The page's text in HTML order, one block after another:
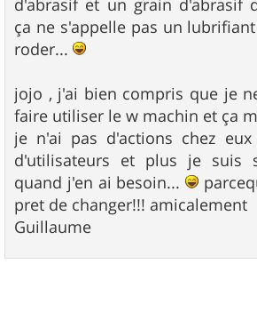
d'abrasif et un grain d'abrasif
ça ne s'appelle pas un
roder...
jojo , j'ai bien compris que je
faire utiliser le w machin et ça
je n'ai pas d'actions chez
d'utilisateurs et plus je suis
quand j'en ai besoin...
pret de changer!!! amicalement
Guillaume